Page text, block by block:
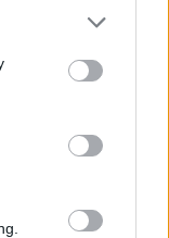
którzy